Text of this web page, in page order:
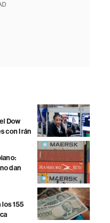
Dow
con Irán
dan
155